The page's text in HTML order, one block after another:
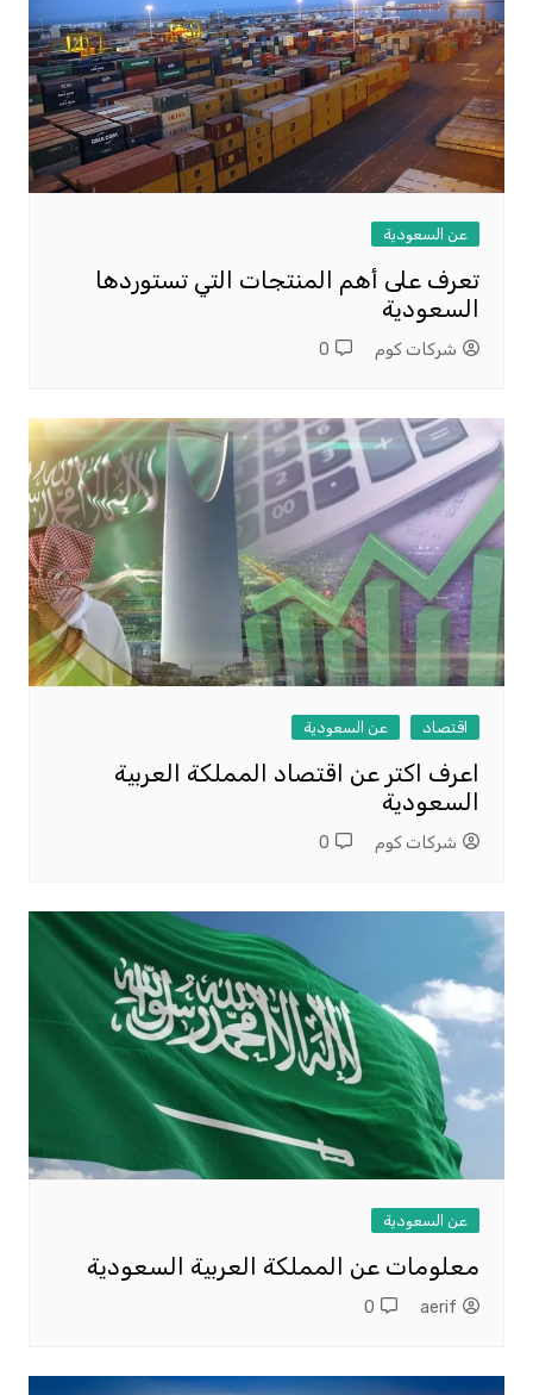
عن السعودية
تعرف على أهم المنتجات التي تستوردها
السعودية
شركات كوم 0
اقتصاد عن السعودية
اعرف اكتر عن اقتصاد المملكة العربية
السعودية
شركات كوم 0
عن السعودية
معلومات عن المملكة العربية السعودية
aerif
0